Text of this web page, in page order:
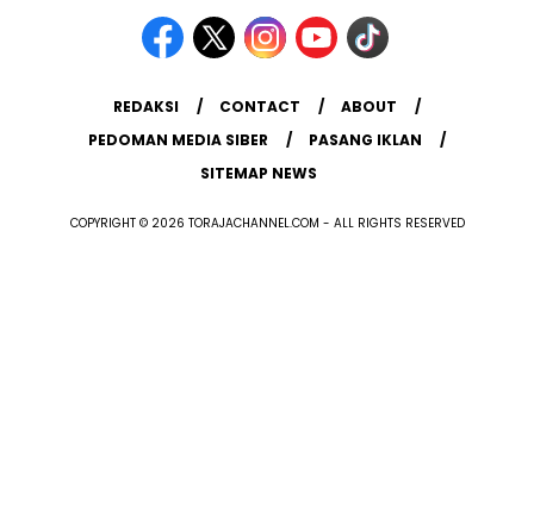
REDAKSI CONTACT
ABOUT
PEDOMAN MEDIA SIBER
PASANG IKLAN
SITEMAP NEWS
COPYRIGHT © 2026 TORAJACHANNEL.COM - ALL RIGHTS RESERVED